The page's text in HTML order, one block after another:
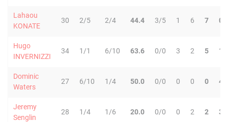
Lahaou
KONATE
30 2/5 2/4 44.4 3/5 1 6 7 0
Hugo
INVERNIZZI
34 1/1 6/10 63.6 0/0 3 2 5 1
Dominic
Waters
27 6/10 1/4 50.0 0/0 0 0 0 4
Jeremy
Senglin
28 1/4 1/6 20.0 0/0 0 2 2 3